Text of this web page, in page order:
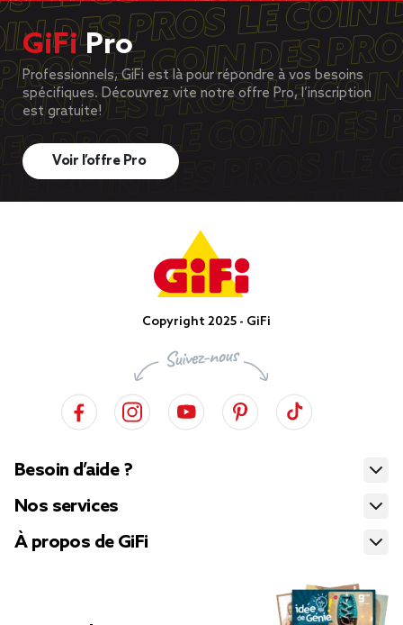
GiFiPro
Professionnels, GiFi est là pour répondre à vos besoins
spécifiques. Découvrez vite notre offre Pro, l’inscription
est gratuite!
Voir l’offre Pro
Copyright 2025 - GiFi
Besoin d’aide ?
Nos services
À propos de GiFi